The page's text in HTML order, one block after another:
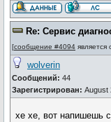
Re: Сервис
[сообщение #4094 является
wolverin
Сообщений: 44
Зарегистрирован: August
хе хе, вот напишешь